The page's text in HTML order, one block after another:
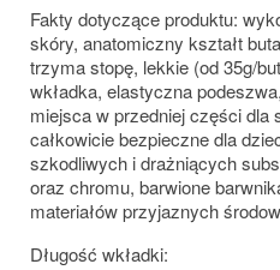
Fakty dotyczące produktu:
skóry, anatomiczny kształt
trzyma stopę, lekkie (od 35g/
wkładka, elastyczna
miejsca w przedniej części dla
całkowicie bezpieczne dla
szkodliwych i drażniących
oraz chromu, barwione
materiałów przyjaznych
Długość wkładki: